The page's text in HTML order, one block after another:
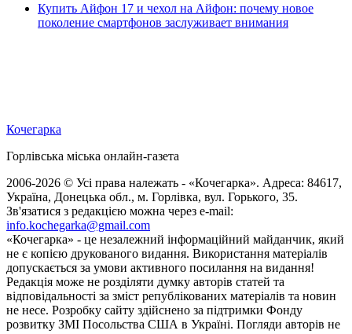
Купить Айфон 17 и чехол на Айфон: почему новое
поколение смартфонов заслуживает внимания
Кочегарка
Горлівська міська онлайн-газета
2006-2026 © Усі права належать - «Кочегарка». Адреса: 84617,
Україна, Донецька обл., м. Горлівка, вул. Горького, 35.
Зв'язатися з редакцією можна через e-mail:
info.kochegarka@gmail.com
«Кочегарка» - це незалежний інформаційний майданчик, який
не є копією друкованого видання. Використання матеріалів
допускається за умови активного посилання на видання!
Редакція може не розділяти думку авторів статей та
відповідальності за зміст републікованих матеріалів та новин
не несе. Розробку сайту здійснено за підтримки Фонду
розвитку ЗМІ Посольства США в Україні. Погляди авторів не